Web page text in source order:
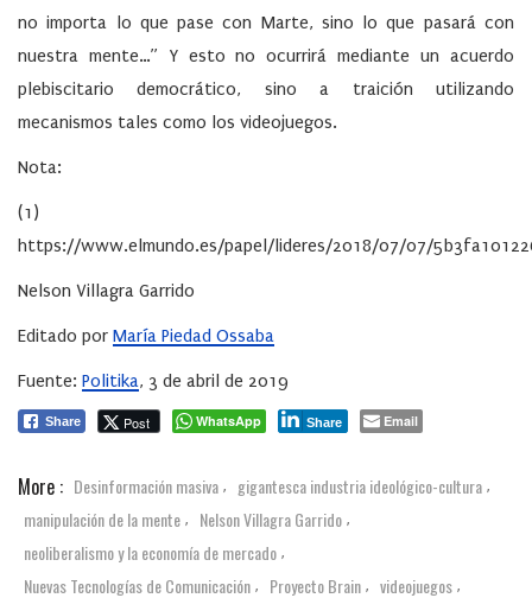
no importa lo que pase con Marte, sino lo que pasará con
nuestra mente…” Y esto no ocurrirá mediante un acuerdo
plebiscitario democrático, sino a traición utilizando
mecanismos tales como los videojuegos.
Nota:
(1)
https://www.elmundo.es/papel/lideres/2018/07/07/
Nelson Villagra Garrido
Editado por María Piedad Ossaba
Fuente: Politika, 3 de abril de 2019
Share Post WhatsApp Share Email
More : Desinformación masiva , gigantesca industria ideológico-cultura ,
manipulación de la mente , Nelson Villagra Garrido ,
neoliberalismo y la economía de mercado ,
Nuevas Tecnologías de Comunicación , Proyecto Brain , videojuegos ,